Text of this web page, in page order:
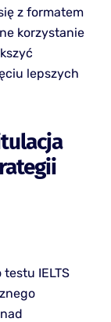
z formatem
korzystanie
lepszych
IELTS